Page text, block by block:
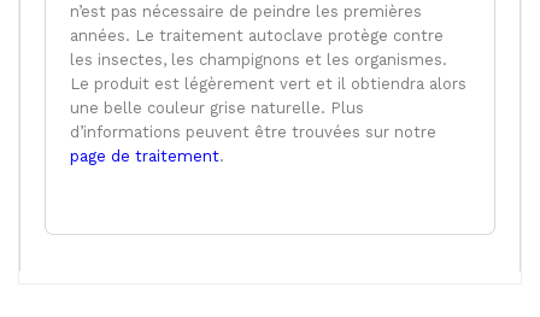
n’est pas nécessaire de peindre les premières
années. Le traitement autoclave protège contre
les insectes, les champignons et les organismes.
Le produit est légèrement vert et il obtiendra alors
une belle couleur grise naturelle. Plus
d’informations peuvent être trouvées sur notre
page de traitement.